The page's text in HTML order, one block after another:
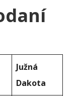
Južná
Dakota